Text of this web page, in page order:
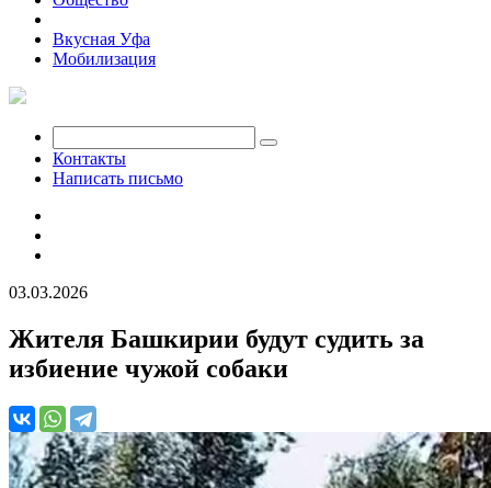
Вкусная Уфа
Мобилизация
Контакты
Написать письмо
03.03.2026
Жителя Башкирии будут судить за
избиение чужой собаки